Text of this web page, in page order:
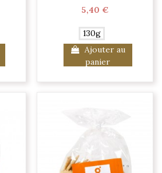
5,40 €
130g
Ajouter au
panier